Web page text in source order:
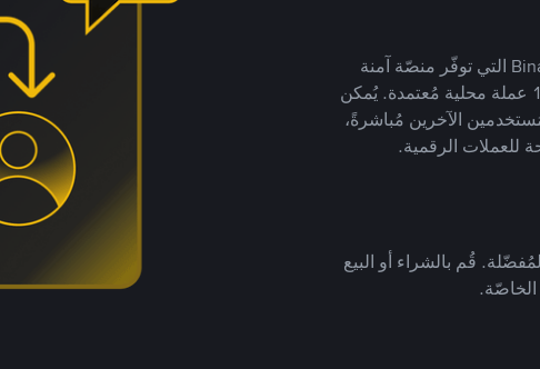
يضع ملايين المُستخدمين حول العالم ثقتهم في منصّة Binance P2P التي توفّر منصّة آمنة
لتداول العملات الرقمية بأكثر من 800 طريقة دفع وأكثر من 100 عملة محلية مُعتمدة. يُمكن
الآخرين مُباشرةً،
للعملات الرقمية.
قُم بالشراء أو البيع
الخاصّة.